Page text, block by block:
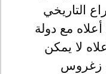
التاريخي
مع دولة
لا يمكن
زغروس